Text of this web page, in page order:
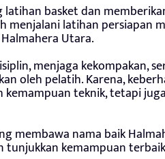
basket dan
menjalani latihan persiapan
Utara.
menjaga kekompakan,
oleh pelatih. Karena,
teknik, tetapi
membawa nama baik
tunjukkan kemampuan